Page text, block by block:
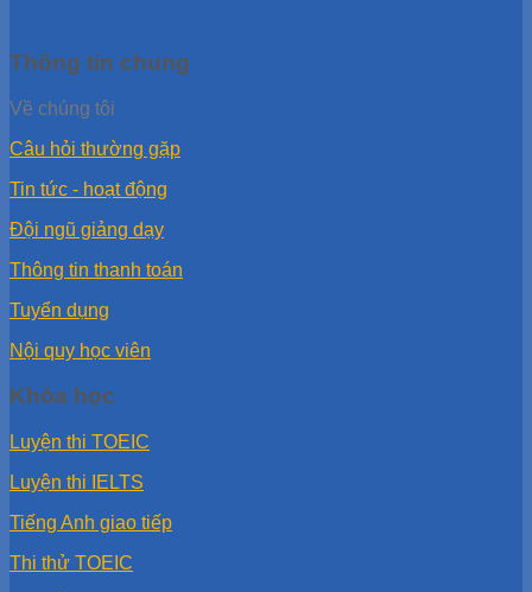
Thông tin chung
Về chúng tôi
Câu hỏi thường gặp
Tin tức - hoạt động
Đội ngũ giảng dạy
Thông tin thanh toán
Tuyển dụng
Nội quy học viên
Khóa học
Luyện thi TOEIC
Luyện thi IELTS
Tiếng Anh giao tiếp
Thi thử TOEIC